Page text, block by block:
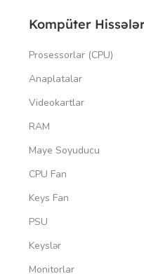
Kompüter
Prosessorlar (CPU)
Anaplatalar
Videokartlar
RAM
Maye Soyuducu
CPU Fan
Keys Fan
PSU
Keyslər
Monitorlar